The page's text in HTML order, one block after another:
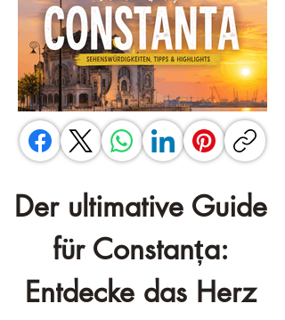
Der ultimative Guide
für Constanța:
Entdecke das Herz